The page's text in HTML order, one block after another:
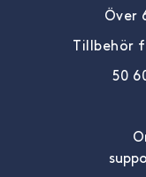
Över
Tillbehör
50